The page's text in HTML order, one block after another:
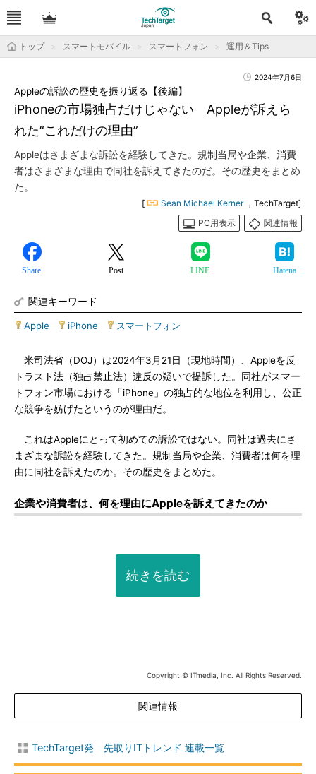
トップ スマートモバイル スマートフォン 運用＆Tips
2024年7月6日
iPhoneの市場独占だけじゃない Appleが訴えら
れた“これだけの理由”
Appleの訴訟の歴史を振り返る【後編】
Appleはさまざまな訴訟を経験してきた。規制当局や企業、消費
者はさまざまな理由で同社を訴えてきたのだ。その歴史をまとめ
た。
[ Sean Michael Kerner ，TechTarget]
PC用表示
関連情報
Share Post LINE Hatena
関連キーワード
Apple iPhone スマートフォン
米司法省（DOJ）は2024年3月21日（現地時間）、Appleを反
トラスト法（独占禁止法）違反の疑いで提訴した。同社がスマー
トフォン市場における「iPhone」の独占的な地位を利用し、公正
な競争を妨げたというのが理由だ。
これはAppleにとって初めての訴訟ではない。同社は過去にさ
まざまな訴訟を経験してきた。規制当局や企業、消費者は何を理
由に同社を訴えたのか。その歴史をまとめた。
企業や消費者は、何を理由にAppleを訴えてきたのか
続きを読む
Copyright © ITmedia, Inc. All Rights Reserved.
関連情報
TechTarget発 先取りITトレンド 連載一覧